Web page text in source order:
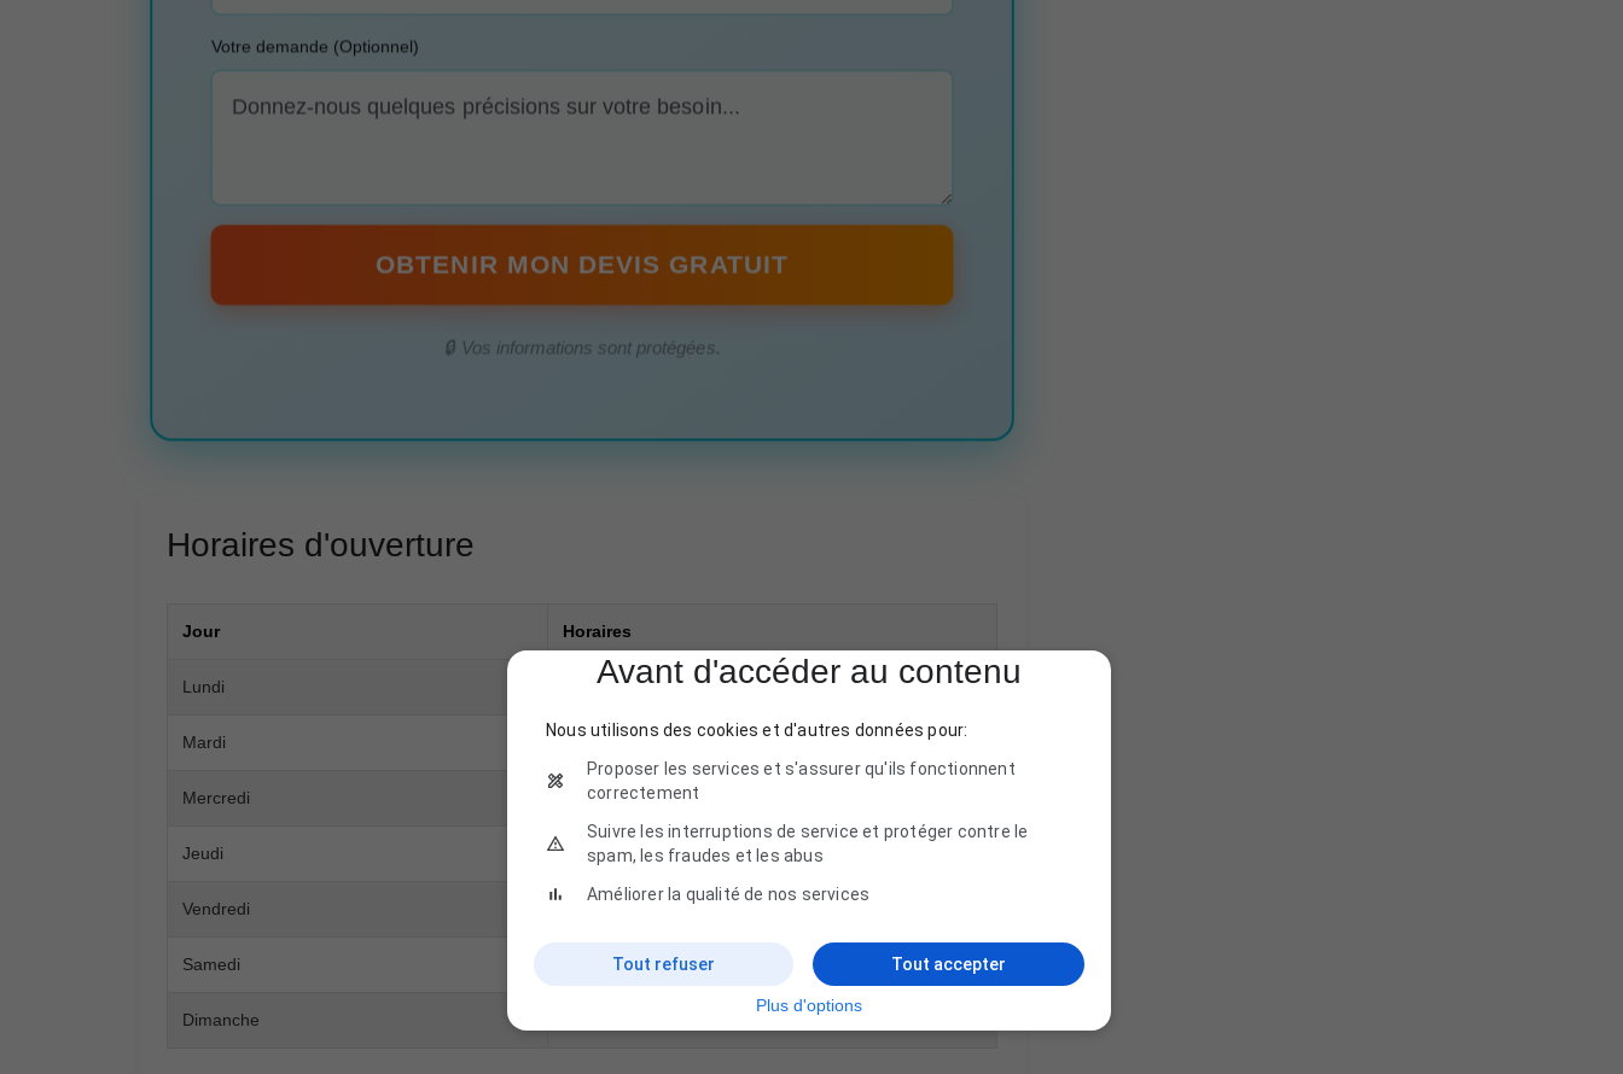
Votre demande (Optionnel)
OBTENIR MON DEVIS GRATUIT
🔒 Vos informations sont protégées.
Horaires d'ouverture
Jour Horaires
Lundi 08:00–18:00
Mardi 08:00–18:00
Mercredi 08:00–18:00
Jeudi 08:00–18:00
Vendredi
Samedi
Dimanche
Avant d'accéder au contenu
Nous utilisons des cookies et d'autres données pour:
Proposer les services et s'assurer qu'ils fonctionnent
correctement
Suivre les interruptions de service et protéger contre le
spam, les fraudes et les abus
Améliorer la qualité de nos services
Tout refuser Tout accepter
Plus d'options